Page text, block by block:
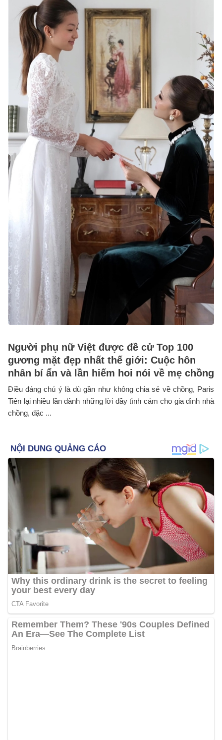
Người phụ nữ Việt được đề cử Top 100
gương mặt đẹp nhất thế giới: Cuộc hôn
nhân bí ẩn và lần hiếm hoi nói về mẹ chồng
Điều đáng chú ý là dù gần như không chia sẻ về chồng, Paris
Tiên lại nhiều lần dành những lời đầy tình cảm cho gia đình nhà
chồng, đặc ...